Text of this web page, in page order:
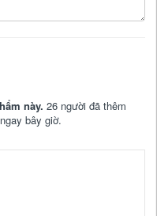
này. 26 người đã thêm
bây giờ.